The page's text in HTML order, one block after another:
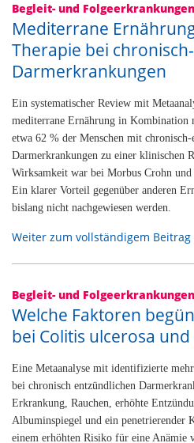
Begleit- und Folgeerkrankungen
Mediterrane
Therapie bei
Darmerkrankungen
Ein systematischer Review mit
mediterrane Ernährung in Kombination
etwa 62 % der Menschen mit chronisch-
Darmerkrankungen zu einer klinischen
Wirksamkeit war bei Morbus Crohn
Ein klarer Vorteil gegenüber anderen
bislang nicht nachgewiesen werden.
Weiter zum vollständigem
Begleit- und Folgeerkrankungen
Welche Faktoren
bei Colitis ulcerosa
Eine Metaanalyse mit identifizierte
bei chronisch entzündlichen
Erkrankung, Rauchen, erhöhte
Albuminspiegel und ein penetrierender
einem erhöhten Risiko für eine Anämie